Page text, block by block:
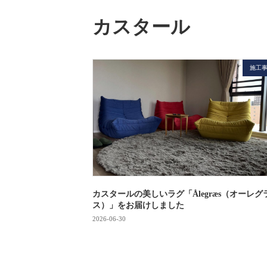
カスタール
施工
カスタールの美しいラグ「Ålegræs（オーレグ
ス）」をお届けしました
2026-06-30